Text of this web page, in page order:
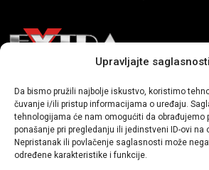
Upravljajte
Da bismo pružili najbolje iskustvo, koristimo
čuvanje i/ili pristup informacijama o uređaju.
tehnologijama će nam omogućiti da obrađujemo
ponašanje pri pregledanju ili jedinstveni ID-ovi na
Nepristanak ili povlačenje saglasnosti može
određene karakteristike i funkcije.
Mi smo moderni portal zabavnog
priče iz života, svijeta showbiza,